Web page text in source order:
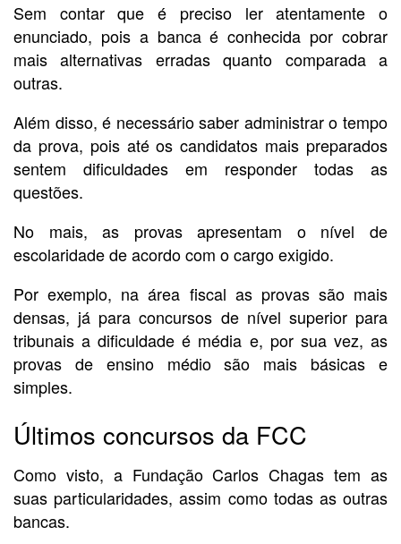
Sem contar que é preciso ler atentamente o
enunciado, pois a banca é conhecida por cobrar
mais alternativas erradas quanto comparada a
outras.
Além disso, é necessário saber administrar o tempo
da prova, pois até os candidatos mais preparados
sentem dificuldades em responder todas as
questões.
No mais, as provas apresentam o nível de
escolaridade de acordo com o cargo exigido.
Por exemplo, na área fiscal as provas são mais
densas, já para concursos de nível superior para
tribunais a dificuldade é média e, por sua vez, as
provas de ensino médio são mais básicas e
simples.
Últimos concursos da FCC
Como visto, a Fundação Carlos Chagas tem as
suas particularidades, assim como todas as outras
bancas.